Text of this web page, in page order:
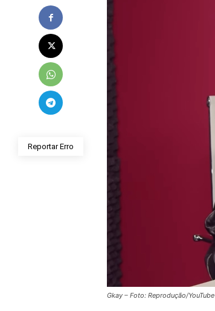
Reportar Erro
Gkay – Foto: Reprodução/YouTube